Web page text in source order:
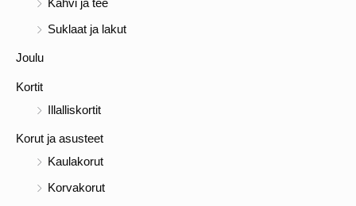
Kahvi ja tee
Suklaat ja lakut
Joulu
Kortit
Illalliskortit
Korut ja asusteet
Kaulakorut
Korvakorut